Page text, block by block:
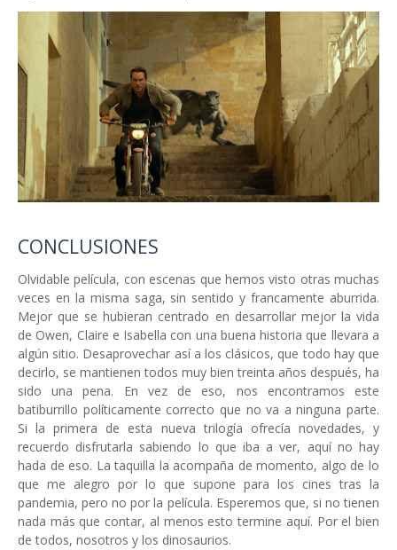
CONCLUSIONES
Olvidable película, con escenas que hemos visto otras muchas
veces en la misma saga, sin sentido y francamente aburrida.
Mejor que se hubieran centrado en desarrollar mejor la vida
de Owen, Claire e Isabella con una buena historia que llevara a
algún sitio. Desaprovechar así a los clásicos, que todo hay que
decirlo, se mantienen todos muy bien treinta años después, ha
sido una pena. En vez de eso, nos encontramos este
batiburrillo políticamente correcto que no va a ninguna parte.
Si la primera de esta nueva trilogía ofrecía novedades, y
recuerdo disfrutarla sabiendo lo que iba a ver, aquí no hay
hada de eso. La taquilla la acompaña de momento, algo de lo
que me alegro por lo que supone para los cines tras la
pandemia, pero no por la película. Esperemos que, si no tienen
nada más que contar, al menos esto termine aquí. Por el bien
de todos, nosotros y los dinosaurios.